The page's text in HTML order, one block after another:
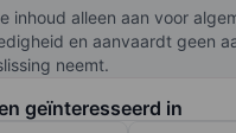
heeft productievestigingen
Koninkrijk en India. Hun
inhoud alleen aan voor
en aanvaardt geen
neemt.
geïnteresseerd in